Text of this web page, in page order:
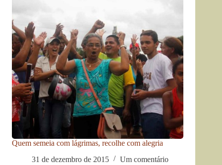
Quem semeia com lágrimas, recolhe com alegria
31 de dezembro de 2015
Um comentário